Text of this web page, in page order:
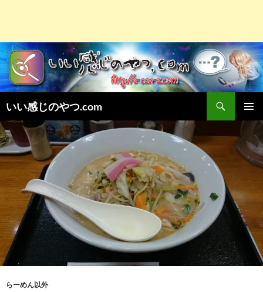
いい感じのやつ.com
索
メインメ
ニュー
ン
テ
ン
ス
ッ
プ
らーめん以外